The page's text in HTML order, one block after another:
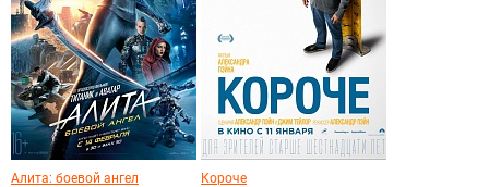
Алита: боевой ангел Короче